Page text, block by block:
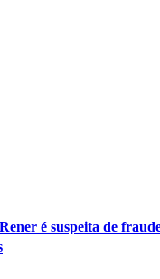
é suspeita de